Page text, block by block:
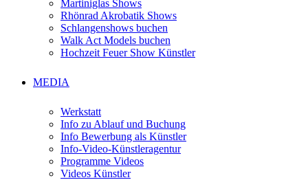
Martiniglas Shows
Rhönrad Akrobatik Shows
Schlangenshows buchen
Walk Act Models buchen
Hochzeit Feuer Show Künstler
MEDIA
Werkstatt
Info zu Ablauf und Buchung
Info Bewerbung als Künstler
Info-Video-Künstleragentur
Programme Videos
Videos Künstler